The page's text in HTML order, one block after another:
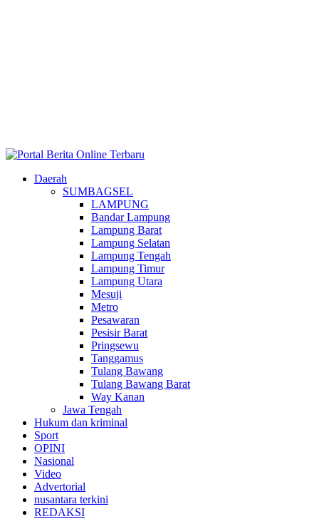
Daerah
SUMBAGSEL
LAMPUNG
Bandar Lampung
Lampung Barat
Lampung Selatan
Lampung Tengah
Lampung Timur
Lampung Utara
Mesuji
Metro
Pesawaran
Pesisir Barat
Pringsewu
Tanggamus
Tulang Bawang
Tulang Bawang Barat
Way Kanan
Jawa Tengah
Hukum dan kriminal
Sport
OPINI
Nasional
Video
Advertorial
nusantara terkini
REDAKSI